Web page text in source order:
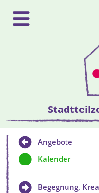
Angebote
Kalender
Begegnung,